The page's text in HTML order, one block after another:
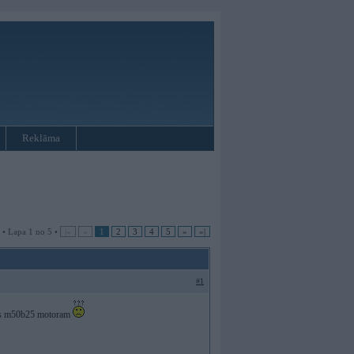
Reklāma
Lapa 1 no 5 • |« « 1 2 3 4 5 » »|
#1
m50b25 motoram